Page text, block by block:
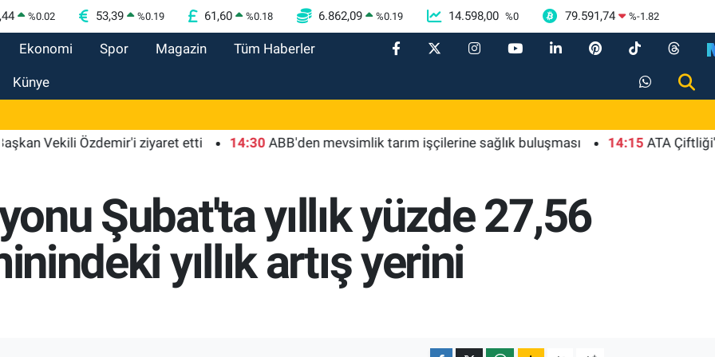
%0.02 53,39 %0.19 61,60 %0.18 6.862,09 %0.19 14.598,00 %0 79.591,74 %-1.82
Ekonomi Spor Magazin Tüm Haberler
Künye
Vekili Özdemir'i ziyaret etti 14:30 ABB'den mevsimlik tarım işçilerine sağlık buluşması 14:15 ATA Çiftliği'nde
Şubat'ta yıllık yüzde 27,56
yıllık artış yerini